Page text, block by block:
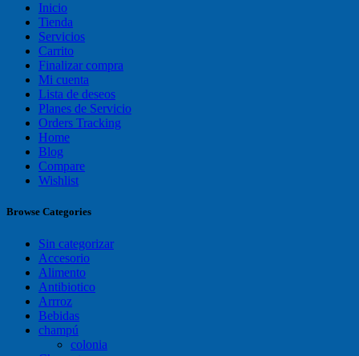
Inicio
Tienda
Servicios
Carrito
Finalizar compra
Mi cuenta
Lista de deseos
Planes de Servicio
Orders Tracking
Home
Blog
Compare
Wishlist
Browse Categories
Sin categorizar
Accesorio
Alimento
Antibiotico
Arrroz
Bebidas
champú
colonia